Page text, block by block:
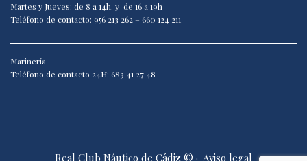
Martes y Jueves: de 8 a 14h. y de 16 a 19h
Teléfono de contacto: 956 213 262 – 660 124 211
Marinería
Teléfono de contacto 24H: 683 41 27 48
Real Club Náutico de Cádiz © · Aviso legal